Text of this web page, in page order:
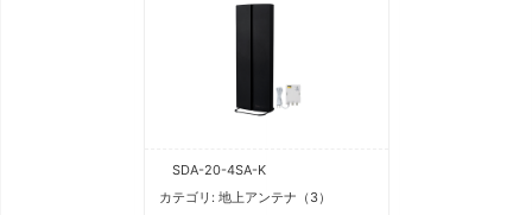
SDA-20-4SA-K
カテゴリ: 地上アンテナ（3）